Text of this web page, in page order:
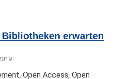
erwarten
Open Access, Open